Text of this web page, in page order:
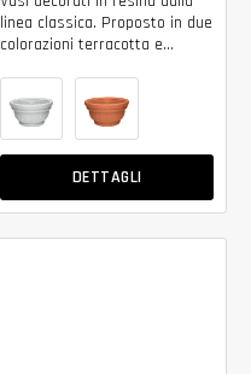
linea classica. Proposto in due
colorazioni terracotta e...
DETTAGLI